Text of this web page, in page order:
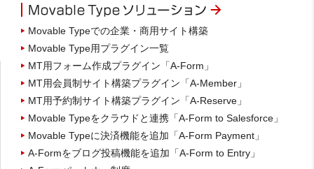
Movable Typeでの企業・商用サイト構築
Movable Type用プラグイン一覧
MT用フォーム作成プラグイン「A-Form」
MT用会員制サイト構築プラグイン「A-Member」
MT用予約制サイト構築プラグイン「A-Reserve」
Movable Typeをクラウドと連携「A-Form to Salesforce」
Movable Typeに決済機能を追加「A-Form Payment」
A-Formをブログ投稿機能を追加「A-Form to Entry」